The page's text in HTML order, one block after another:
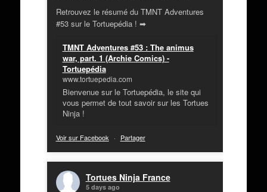
Retrouvez le résumé du TMNT Adventures
#53 sur le Tortuepédia ! ➡
TMNT Adventures #53 : The animus
war, part. 1 (Archie Comics) -
Tortuepédia
www.tortuepedia.com
Bienvenue sur le Tortuepédia, le site qui
vous permet de tout savoir sur les Tortues
Ninja !
Voir sur Facebook · Partager
Tortues Ninja France
5 days ago